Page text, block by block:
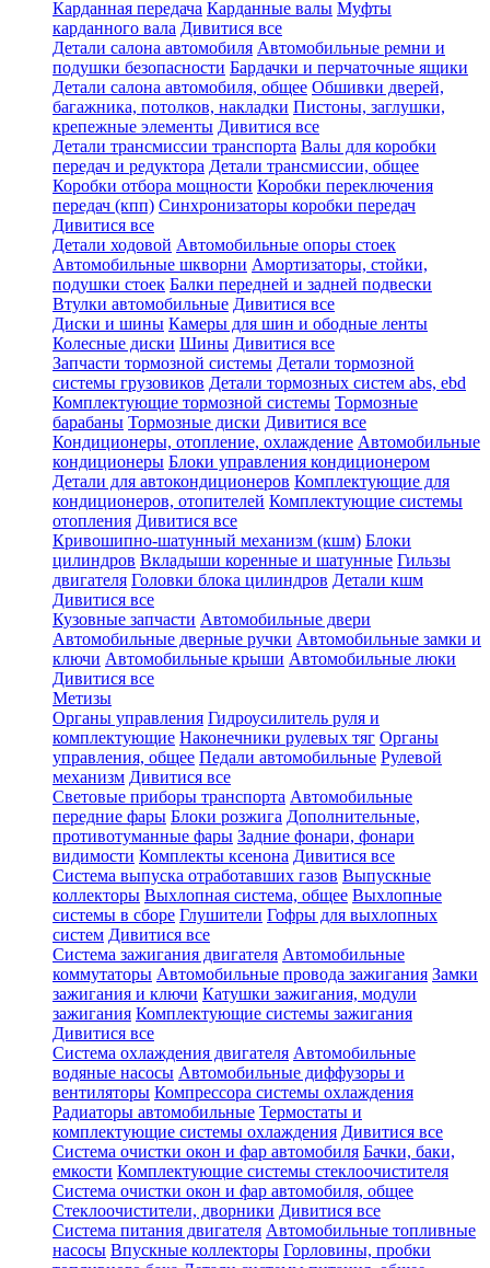
Карданная передача Карданные валы Муфты
карданного вала Дивитися все
Детали салона автомобиля Автомобильные ремни и
подушки безопасности Бардачки и перчаточные ящики
Детали салона автомобиля, общее Обшивки дверей,
багажника, потолков, накладки Пистоны, заглушки,
крепежные элементы Дивитися все
Детали трансмиссии транспорта Валы для коробки
передач и редуктора Детали трансмиссии, общее
Коробки отбора мощности Коробки переключения
передач (кпп) Синхронизаторы коробки передач
Дивитися все
Детали ходовой Автомобильные опоры стоек
Автомобильные шкворни Амортизаторы, стойки,
подушки стоек Балки передней и задней подвески
Втулки автомобильные Дивитися все
Диски и шины Камеры для шин и ободные ленты
Колесные диски Шины Дивитися все
Запчасти тормозной системы Детали тормозной
системы грузовиков Детали тормозных систем abs, ebd
Комплектующие тормозной системы Тормозные
барабаны Тормозные диски Дивитися все
Кондиционеры, отопление, охлаждение Автомобильные
кондиционеры Блоки управления кондиционером
Детали для автокондиционеров Комплектующие для
кондиционеров, отопителей Комплектующие системы
отопления Дивитися все
Кривошипно-шатунный механизм (кшм) Блоки
цилиндров Вкладыши коренные и шатунные Гильзы
двигателя Головки блока цилиндров Детали кшм
Дивитися все
Кузовные запчасти Автомобильные двери
Автомобильные дверные ручки Автомобильные замки и
ключи Автомобильные крыши Автомобильные люки
Дивитися все
Метизы
Органы управления Гидроусилитель руля и
комплектующие Наконечники рулевых тяг Органы
управления, общее Педали автомобильные Рулевой
механизм Дивитися все
Световые приборы транспорта Автомобильные
передние фары Блоки розжига Дополнительные,
противотуманные фары Задние фонари, фонари
видимости Комплекты ксенона Дивитися все
Система выпуска отработавших газов Выпускные
коллекторы Выхлопная система, общее Выхлопные
системы в сборе Глушители Гофры для выхлопных
систем Дивитися все
Система зажигания двигателя Автомобильные
коммутаторы Автомобильные провода зажигания Замки
зажигания и ключи Катушки зажигания, модули
зажигания Комплектующие системы зажигания
Дивитися все
Система охлаждения двигателя Автомобильные
водяные насосы Автомобильные диффузоры и
вентиляторы Компрессора системы охлаждения
Радиаторы автомобильные Термостаты и
комплектующие системы охлаждения Дивитися все
Система очистки окон и фар автомобиля Бачки, баки,
емкости Комплектующие системы стеклоочистителя
Система очистки окон и фар автомобиля, общее
Стеклоочистители, дворники Дивитися все
Система питания двигателя Автомобильные топливные
насосы Впускные коллекторы Горловины, пробки